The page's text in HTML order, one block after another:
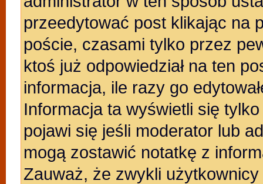
przeedytować post klikając na
poście, czasami tylko przez
ktoś już odpowiedział na ten
informacja, ile razy go
Informacja ta wyświetli się
pojawi się jeśli moderator lub
mogą zostawić notatkę z
Zauważ, że zwykli